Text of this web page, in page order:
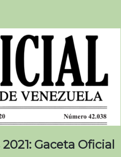
Gaceta Oficial